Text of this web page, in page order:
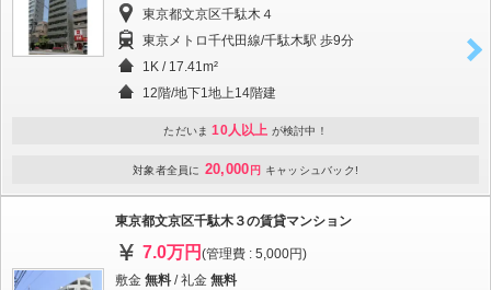
東京都文京区千駄木４
東京メトロ千代田線/千駄木駅 歩9分
1K / 17.41m²
12階/地下1地上14階建
ただいま 10人以上 が検討中！
対象者全員に 20,000 円 キャッシュバック!
東京都文京区千駄木３の賃貸マンション
7.0万円 (管理費 : 5,000円)
敷金 無料 / 礼金 無料